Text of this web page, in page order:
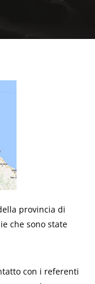
provincia di
che sono state
con i referenti